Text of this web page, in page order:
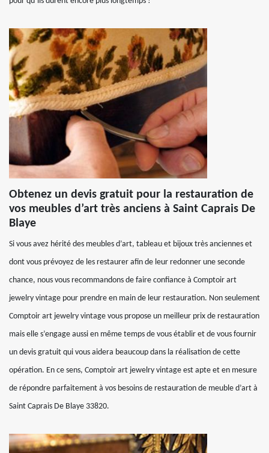
Obtenez un devis gratuit pour la restauration de
vos meubles d’art très anciens à Saint Caprais De
Blaye
Si vous avez hérité des meubles d’art, tableau et bijoux très anciennes et
dont vous prévoyez de les restaurer afin de leur redonner une seconde
chance, nous vous recommandons de faire confiance à Comptoir art
jewelry vintage pour prendre en main de leur restauration. Non seulement
Comptoir art jewelry vintage vous propose un meilleur prix de restauration
mais elle s’engage aussi en même temps de vous établir et de vous fournir
un devis gratuit qui vous aidera beaucoup dans la réalisation de cette
opération. En ce sens, Comptoir art jewelry vintage est apte et en mesure
de répondre parfaitement à vos besoins de restauration de meuble d’art à
Saint Caprais De Blaye 33820.